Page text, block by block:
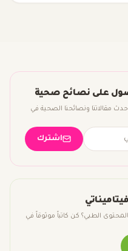
على نصائح صحية
مقالاتنا ونصائحنا الصحية في
اشترك
الطبي؟ كن كاتباً موثوقاً في